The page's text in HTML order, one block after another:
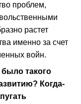
проблем,
растет
именно за счет
войн.
такого
Когда-